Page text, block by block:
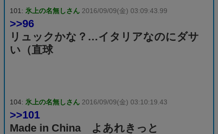
101: 氷上の名無しさん 2016/09/09(金) 03:09:43.99
>>96
リュックかな？…イタリアなのにダサ
い（直球
104: 氷上の名無しさん 2016/09/09(金) 03:10:19.43
>>101
Made in China よあれきっと